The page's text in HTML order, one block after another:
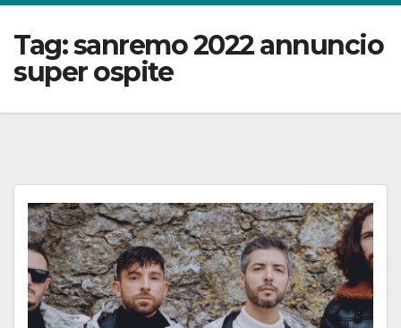
Tag:sanremo 2022 annuncio
super ospite